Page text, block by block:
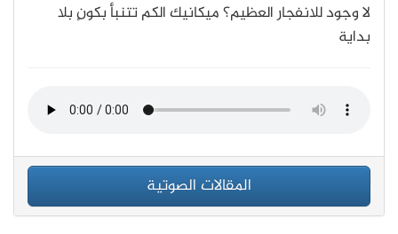
لا وجود للانفجار العظيم؟ ميكانيك الكم تتنبأ بكونٍ بلا
بداية
المقالات الصوتية